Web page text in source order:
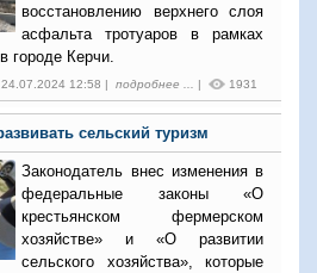
восстановлению верхнего слоя
асфальта тротуаров в рамках
городе Керчи.
24.07.2024 12:58 | подробнее ... | 1931
сельский туризм
Законодатель внес изменения в
федеральные законы «О
крестьянском фермерском
хозяйстве» и «О развитии
сельского хозяйства», которые